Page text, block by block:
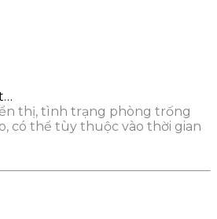
thị, tình trạng phòng trống
có thể tùy thuộc vào thời gian